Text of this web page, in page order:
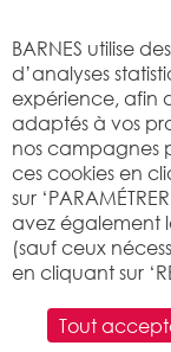
BARNES utilise
d’analyses
expérience, afin
adaptés à vos
nos campagnes
ces cookies en
sur
avez également
(sauf ceux
en cliquant sur
Tout